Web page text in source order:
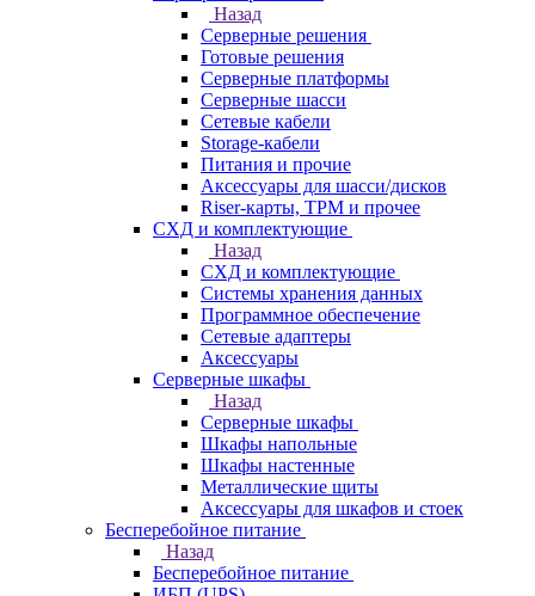
Назад
Серверные решения
Готовые решения
Серверные платформы
Серверные шасси
Сетевые кабели
Storage-кабели
Питания и прочие
Аксессуары для шасси/дисков
Riser-карты, TPM и прочее
СХД и комплектующие
Назад
СХД и комплектующие
Системы хранения данных
Программное обеспечение
Сетевые адаптеры
Аксессуары
Серверные шкафы
Назад
Серверные шкафы
Шкафы напольные
Шкафы настенные
Металлические щиты
Аксессуары для шкафов и стоек
Бесперебойное питание
Назад
Бесперебойное питание